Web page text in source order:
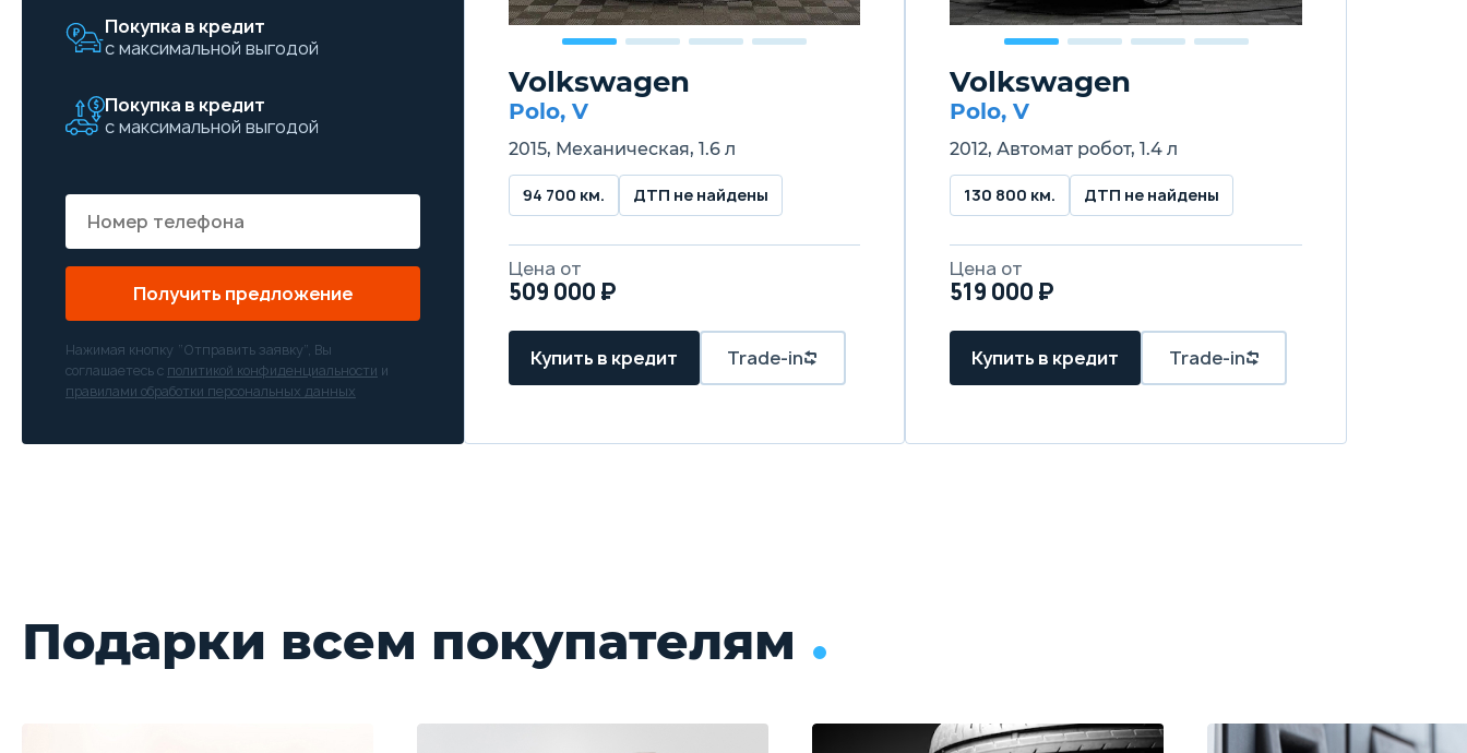
Покупка в кредит
с максимальной выгодой
Покупка в кредит
с максимальной выгодой
Получить предложение
Нажимая кнопку “Отправить заявку”, Вы
соглашаетесь с политикой конфиденциальности и
правилами обработки персональных данных
Volkswagen
Polo, V
2015, Механическая, 1.6 л
94 700 км. ДТП не найдены
Цена от
509 000 ₽
Купить в кредит Trade-in
Volkswagen
Polo, V
2012, Автомат робот, 1.4 л
130 800 км. ДТП не найдены
Цена от
519 000 ₽
Купить в кредит Trade-in
Подарки всем покупателям